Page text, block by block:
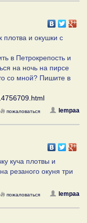
и окушки с
в Петрокрепость и
на ночь на пирсе
со мной? Пишите в
lempaa
пожаловаться
куча плотвы и
резаного окуня три
lempaa
пожаловаться